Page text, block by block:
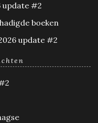
update #2
boeken
update #2